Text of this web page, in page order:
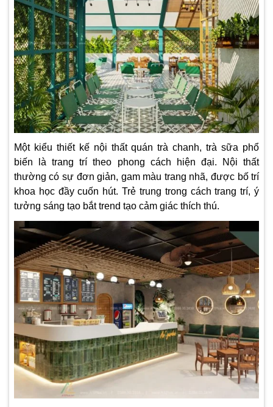
Một kiểu thiết kế nội thất quán trà chanh, trà sữa phổ
biến là trang trí theo phong cách hiện đại.
Nội thất
thường có sự đơn giản, gam màu trang nhã, được bố trí
khoa học đầy cuốn hút. Trẻ trung trong cách trang trí, ý
tưởng sáng tạo bắt trend tạo cảm giác thích thú.